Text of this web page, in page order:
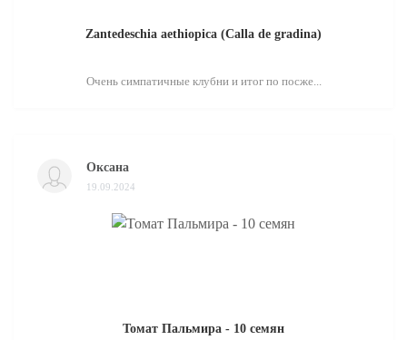
Zantedeschia aethiopica (Calla de gradina)
Очень симпатичные клубни и итог по посже...
Оксана
19.09.2024
Томат Пальмира - 10 семян